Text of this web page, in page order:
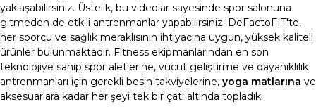
yaklaşabilirsiniz. Üstelik, bu videolar sayesinde spor salonuna
gitmeden de etkili antrenmanlar yapabilirsiniz. DeFactoFIT'te,
her sporcu ve sağlık meraklısının ihtiyacına uygun, yüksek kaliteli
ürünler bulunmaktadır. Fitness ekipmanlarından en son
teknolojiye sahip spor aletlerine, vücut geliştirme ve dayanıklılık
antrenmanları için gerekli besin takviyelerine, yoga matlarına ve
aksesuarlara kadar her şeyi tek bir çatı altında topladık.